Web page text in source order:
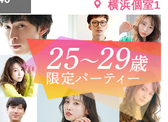
横浜個室1